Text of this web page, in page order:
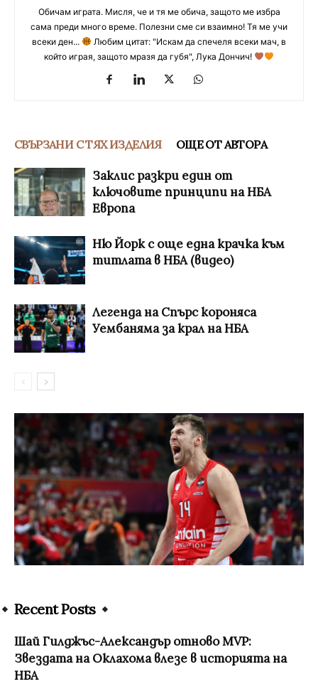
Обичам играта. Мисля, че и тя ме обича, защото ме избра
сама преди много време. Полезни сме си взаимно! Тя ме учи
всеки ден...
Любим цитат: "Искам да спечеля всеки мач, в
който играя, защото мразя да губя", Лука Дончич!
СВЪРЗАНИ С ТЯХ ИЗДЕЛИЯ ОЩЕ ОТ АВТОРА
Заклис разкри един от
ключовите принципи на НБА
Европа
Ню Йорк с още една крачка към
титлата в НБА (видео)
Легенда на Спърс короняса
Уембаняма за крал на НБА
Recent Posts
Шай Гилджъс-Александър отново MVP:
Звездата на Оклахома влезе в историята на
НБА